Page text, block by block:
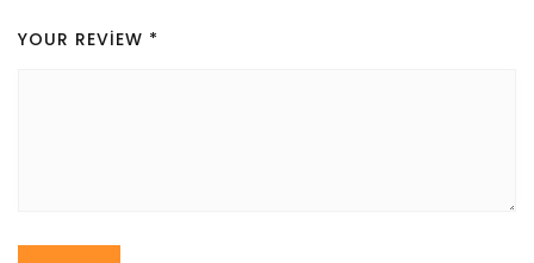
YOUR REVIEW *